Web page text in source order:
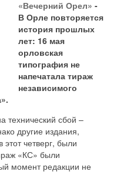
«Вечерний Орел» -
В Орле повторяется
история прошлых
лет: 16 мая
орловская
типография не
напечатала тираж
независимого
технический сбой –
другие издания,
четверг, были
«КС» были
момент редакции не